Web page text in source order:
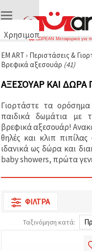
Χρησιμοποιούμε
🍪
Χρησιμοποιούμε
παρόμοιες
τεχνολογίες
διασφαλίσουμε
τη σωστή
λειτουργία
του
ιστότοπου,
να
βελτιώσουμε
την
σας και, με
σας, να
αναλύουμε
επισκεψιμότητα
και να
ΔΩΡΕΑΝ Μεταφορικά για
EM ART › Περιστάσεις &
Βρεφικά αξεσουάρ (41)
ΑΞΕΣΟΥΆΡ ΚΑΙ ΔΏΡΑ
Γιορτάστε τα
παιδικά δωμάτια με
βρεφικά αξεσουάρ!
θηλές και κλιπ
ιδανικά ως δώρα και
baby showers, πρώτα
ΦΊΛΤΡΑ
Ταξινόμηση κατά: